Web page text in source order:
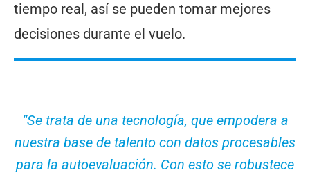
tiempo real, así se pueden tomar mejores
decisiones durante el vuelo.
“Se trata de una tecnología, que empodera a
nuestra base de talento con datos procesables
para la autoevaluación. Con esto se robustece